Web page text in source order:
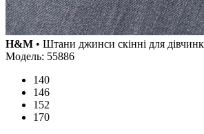
H&M • Штани джинси скінні для
Модель: 55886
140
146
152
170